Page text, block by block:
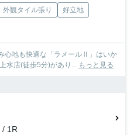
外観タイル張り
好立地
心地も快適な「ラメールⅡ」はいか
水店(徒歩5分)があり... もっと見る
/ 1R